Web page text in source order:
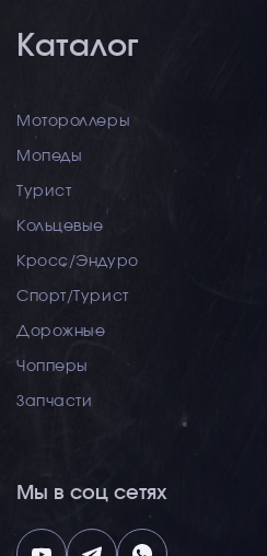
Каталог
Мотороллеры
Мопеды
Турист
Кольцевые
Кросс/Эндуро
Спорт/Турист
Дорожные
Чопперы
Запчасти
Мы в соц сетях